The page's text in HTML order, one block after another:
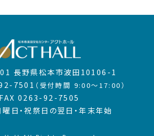
長野県松本市波田10106-1
7501 （受付時間 9:00～17:00）
FAX 0263-92-7505
日・祝祭日の翌日・年末年始